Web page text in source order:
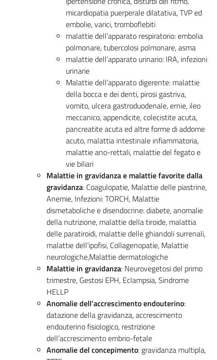
micardiopatia puerperale dilatativa, TVP ed
embolie, varici, tromboflebiti
malattie dell’apparato respiratorio: embolia
polmonare, tubercolosi polmonare, asma
malattie dell’apparato urinario: IRA, infezioni
urinarie
Malattie dell’apparato digerente: malattie
della bocca e dei denti, pirosi gastriva,
vomito, ulcera gastroduodenale, ernie, ileo
meccanico, appendicite, colecistite acuta,
pancreatite acuta ed altre forme di addome
acuto, malattia intestinale infiammatoria,
malattie ano-rettali, malattie del fegato e
vie biliari
Malattie in gravidanza e malattie favorite dalla
gravidanza: Coagulopatie, Malattie delle piastrine,
Anemie, Infezioni: TORCH, Malattie
dismetaboliche e disendocrine: diabete, anomalie
della nutrizione, malattie della tiroide, malattia
delle paratiroidi, malattie delle ghiandoli surrenali,
malattie dell’ipofisi, Collagenopatie, Malattie
neurologiche,Malattie dermatologiche
Malattie in gravidanza: Neurovegetosi del primo
trimestre, Gestosi EPH, Eclampsia, Sindrome
HELLP
Anomalie dell’accrescimento endouterino:
datazione della gravidanza, accrescimento
endouterino fisiologico, restrizione
dell’accrescimento embrio-fetale
Anomalie del concepimento: gravidanza multipla,